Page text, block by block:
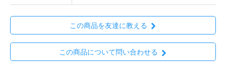
この商品を友達に教える
この商品について問い合わせる